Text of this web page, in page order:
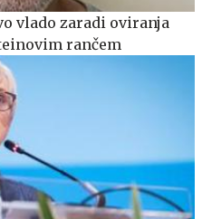
vlado zaradi oviranja
rančem